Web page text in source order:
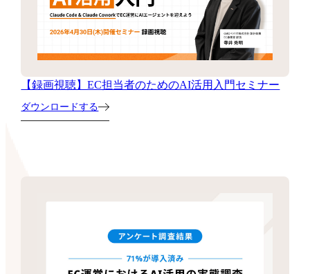
【録画視聴】EC担当者のためのAI活用入門セミナー
ダウンロードする